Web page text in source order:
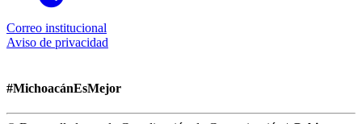
Correo institucional
Aviso de privacidad
#MichoacánEsMejor